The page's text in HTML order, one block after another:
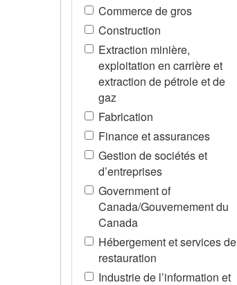
Commerce de gros
Construction
Extraction minière,
exploitation en carrière et
extraction de pétrole et de
gaz
Fabrication
Finance et assurances
Gestion de sociétés et
d’entreprises
Government of
Canada/Gouvernement du
Canada
Hébergement et services de
restauration
Industrie de l’information et